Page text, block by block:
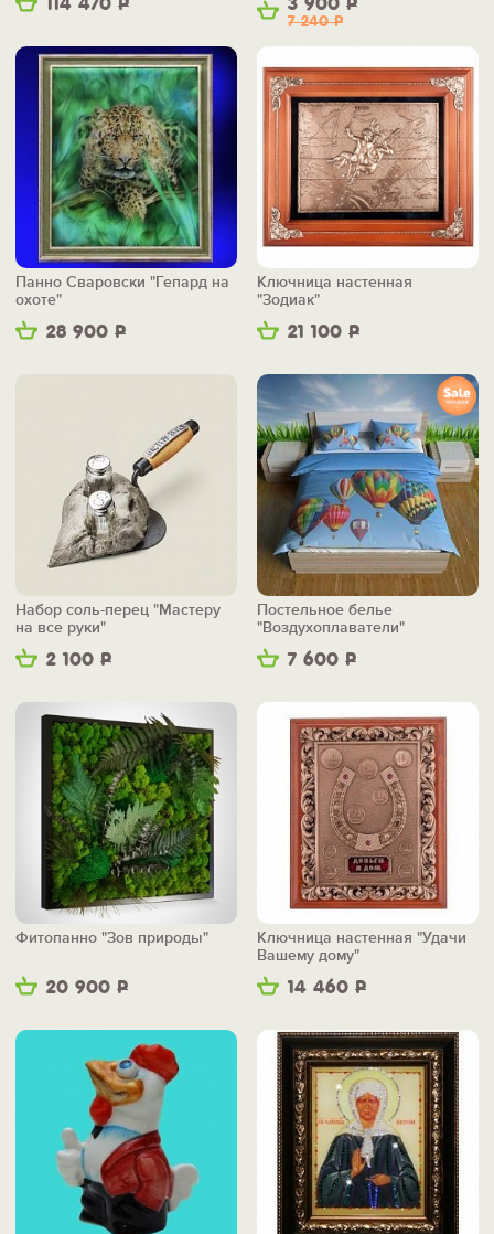
114 470 Р 3 900 Р
7 240Р
28 900 Р
Панно Сваровски "Гепард на
охоте"
21 100 Р
Ключница настенная
"Зодиак"
2 100 Р
Набор соль-перец "Мастеру
на все руки"
7 600 Р
Постельное белье
"Воздухоплаватели"
20 900 Р
Фитопанно "Зов природы"
14 460 Р
Ключница настенная "Удачи
Вашему дому"